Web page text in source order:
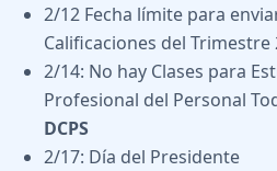
2/12 Fecha límite para
Calificaciones del Trimestre
2/14: No hay Clases para
Profesional del Personal
DCPS
2/17: Día del Presidente